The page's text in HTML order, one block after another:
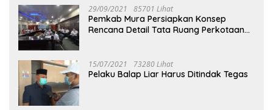
29/09/2021 85701 Lihat
Pemkab Mura Persiapkan Konsep
Rencana Detail Tata Ruang Perkotaan
15/07/2021 73280 Lihat
Pelaku Balap Liar Harus Ditindak Tegas